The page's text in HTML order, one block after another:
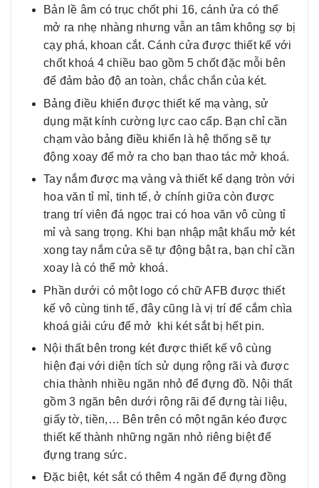
Bản lề âm có trục chốt phi 16, cánh ửa có thể
mở ra nhẹ nhàng nhưng vẫn an tâm không sợ bị
cạy phá, khoan cắt. Cánh cửa được thiết kế với
chốt khoá 4 chiều bao gồm 5 chốt đặc mỗi bên
để đảm bảo độ an toàn, chắc chắn của két.
Bảng điều khiển được thiết kế mạ vàng, sử
dụng mặt kính cường lực cao cấp. Bạn chỉ cần
chạm vào bảng điều khiển là hệ thống sẽ tự
động xoay để mở ra cho bạn thao tác mở khoá.
Tay nắm được mạ vàng và thiết kế dạng tròn với
hoa văn tỉ mỉ, tinh tế, ở chính giữa còn được
trang trí viên đá ngọc trai có hoa văn vô cùng tỉ
mỉ và sang trọng. Khi bạn nhập mật khẩu mở két
xong tay nắm cửa sẽ tự động bật ra, bạn chỉ cần
xoay là có thể mở khoá.
Phần dưới có một logo có chữ AFB được thiết
kế vô cùng tinh tế, đây cũng là vị trí để cắm chìa
khoá giải cứu để mở khi két sắt bị hết pin.
Nội thất bên trong két được thiết kế vô cùng
hiện đại với diện tích sử dụng rộng rãi và được
chia thành nhiều ngăn nhỏ để đựng đồ. Nội thất
gồm 3 ngăn bên dưới rộng rãi để đựng tài liệu,
giấy tờ, tiền,… Bên trên có một ngăn kéo được
thiết kế thành những ngăn nhỏ riêng biệt để
đựng trang sức.
Đặc biệt, két sắt có thêm 4 ngăn để đựng đồng